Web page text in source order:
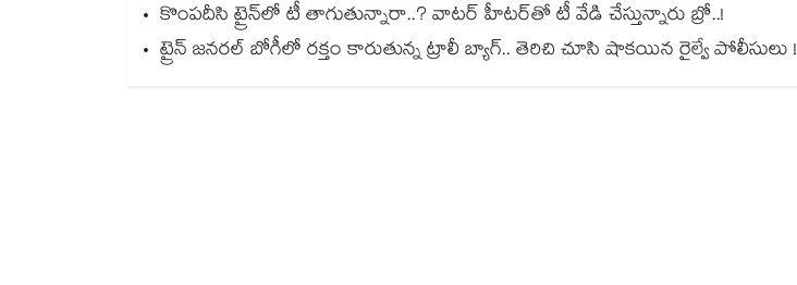
కొంపదీసి ట్రైన్⁬లో టీ తాగుతున్నారా..? వాటర్ హీటర్⁭⁭తో టీ వేడి చేస్తున్నారు బ్రో..!
ట్రైన్ జనరల్ బోగీలో రక్తం కారుతున్న ట్రాలీ బ్యాగ్.. తెరిచి చూసి షాకయిన రైల్వే పోలీసులు !